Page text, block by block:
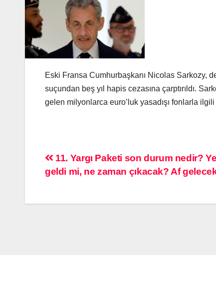
Eski Fransa Cumhurbaşkanı Nicolas Sarkozy,
suçundan beş yıl hapis cezasına çarptırıldı.
gelen milyonlarca euro’luk yasadışı fonlarla
11. Yargı Paketi son durum nedir?
geldi mi, ne zaman çıkacak? Af